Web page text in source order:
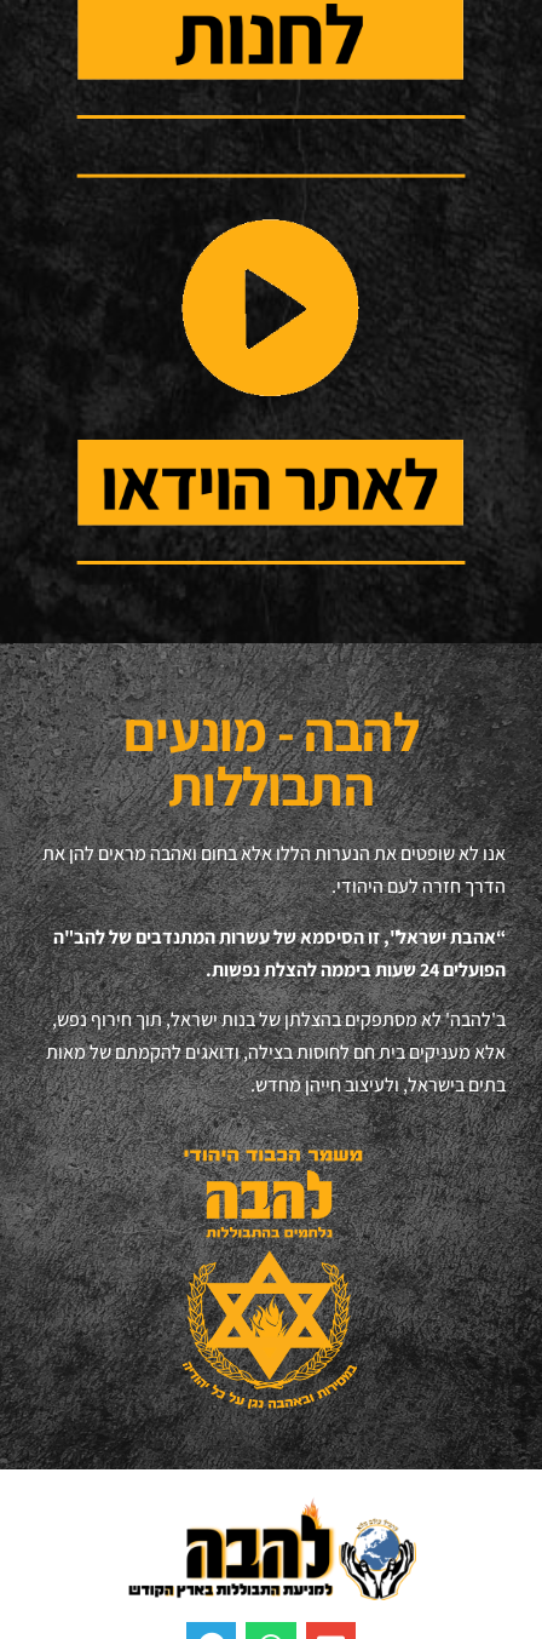
להבה - מונעים
התבוללות
אנו לא שופטים את הנערות הללו אלא בחום ואהבה מראים להן את
הדרך חזרה לעם היהודי.
“אהבת ישראל", זו הסיסמא של עשרות המתנדבים של להב"ה
הפועלים 24 שעות ביממה להצלת נפשות.
ב'להבה' לא מסתפקים בהצלתן של בנות ישראל, תוך חירוף נפש,
אלא מעניקים בית חם לחוסות בצילה, ודואגים להקמתם של מאות
בתים בישראל, ולעיצוב חייהן מחדש.